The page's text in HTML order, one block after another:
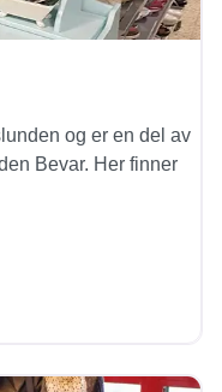
og er en del av
Bevar. Her finner